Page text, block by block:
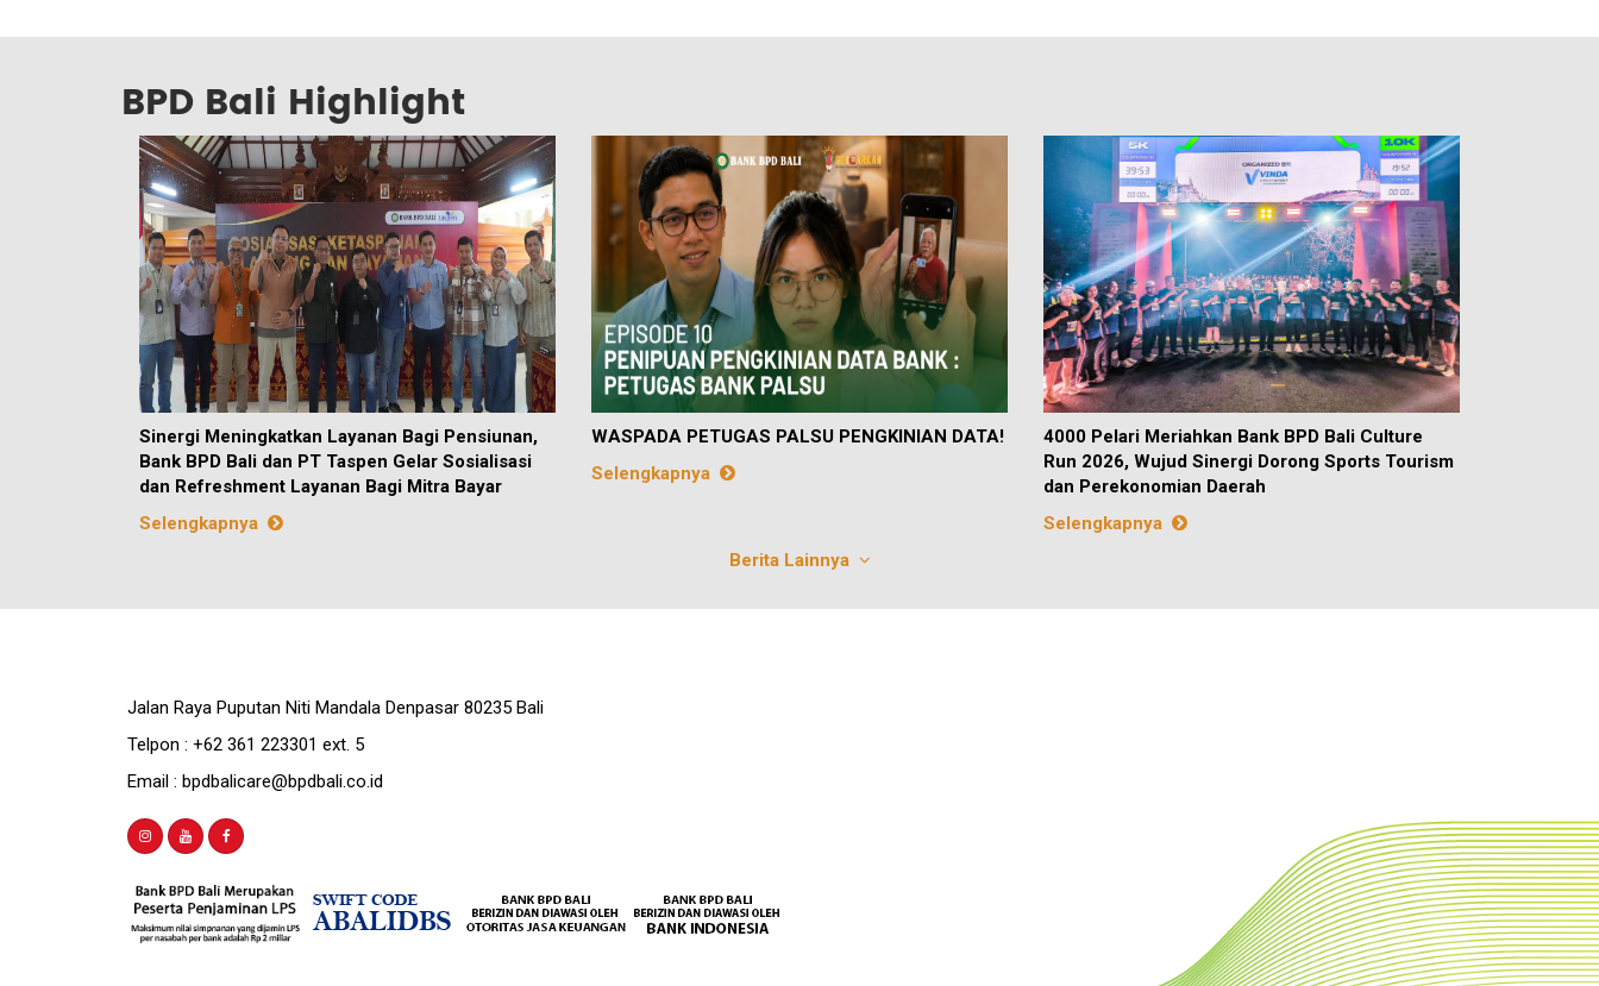
BPD Bali Highlight
Sinergi Meningkatkan Layanan Bagi Pensiunan,
Bank BPD Bali dan PT Taspen Gelar Sosialisasi
dan Refreshment Layanan Bagi Mitra Bayar
Selengkapnya
WASPADA PETUGAS PALSU PENGKINIAN DATA!
Selengkapnya
4000 Pelari Meriahkan Bank BPD Bali Culture
Run 2026, Wujud Sinergi Dorong Sports Tourism
dan Perekonomian Daerah
Selengkapnya
Berita Lainnya
Jalan Raya Puputan Niti Mandala Denpasar 80235 Bali
Telpon : +62 361 223301 ext. 5
Email : bpdbalicare@bpdbali.co.id